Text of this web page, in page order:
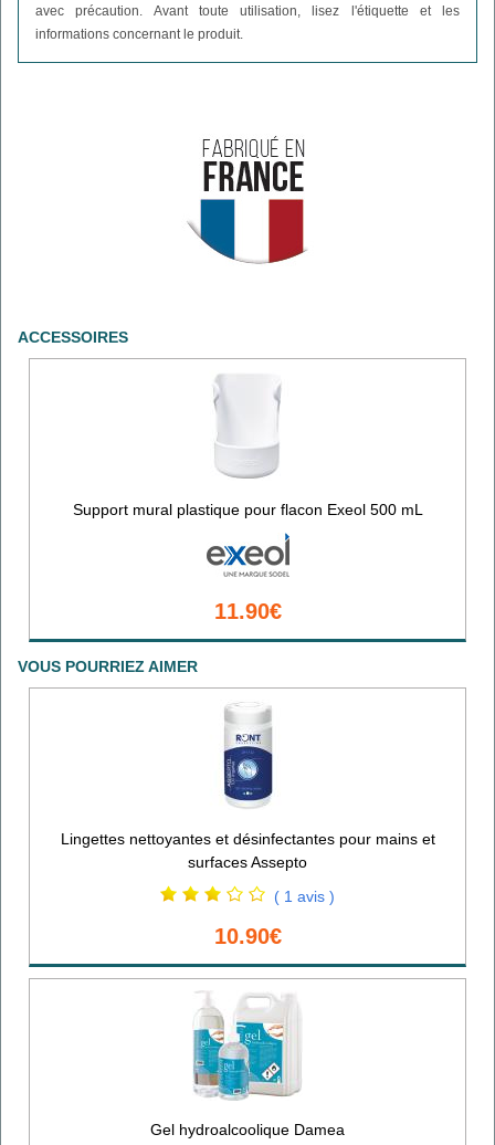
avec précaution. Avant toute utilisation, lisez l'étiquette et les
informations concernant le produit.
ACCESSOIRES
Support mural plastique pour flacon Exeol 500 mL
11.90€
VOUS POURRIEZ AIMER
Lingettes nettoyantes et désinfectantes pour mains et
surfaces Assepto
( 1 avis )
10.90€
Gel hydroalcoolique Damea